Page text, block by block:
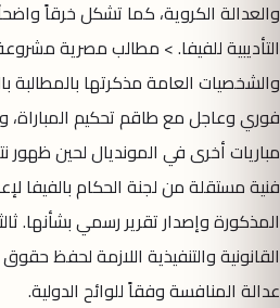
التأديبية للفيفا. > مطالب مصرية
والشخصيات العامة مذكرتها بالمطالبة
فوري وعاجل مع طاقم تحكيم المباراة،
مباريات أخرى في المونديال لحين ظهور
فنية مستقلة من لجنة الحكام بالفيفا
المذكورة وإصدار تقرير رسمي بشأنها.
القانونية والتنفيذية اللازمة لحفظ
عدالة المنافسة وفقاً للوائح الدولية.